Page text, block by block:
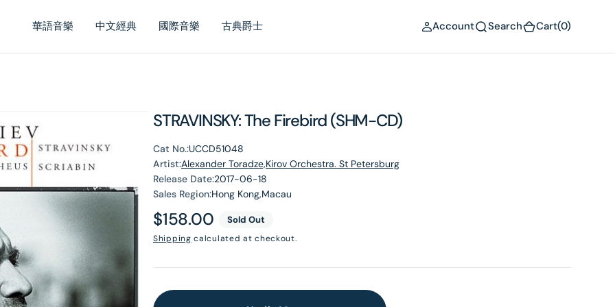
華語音樂 中文經典 國際音樂 古典爵士 Account Search Cart(0)
STRAVINSKY: The Firebird (SHM-CD)
Cat No.:UCCD51048
Artist:Alexander Toradze,Kirov Orchestra. St Petersburg
Release Date:2017-06-18
Sales Region:Hong Kong,Macau
Regular
price
$158.00 Sold Out
Shipping calculated at checkout.